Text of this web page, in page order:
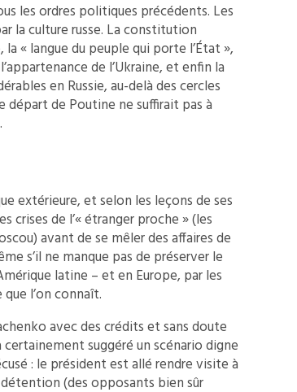
les ordres politiques précédents. Les
la culture russe. La constitution
« langue du peuple qui porte l’État »,
de l’Ukraine, et enfin la
en Russie, au-delà des cercles
de Poutine ne suffirait pas à
extérieure, et selon les leçons de ses
crises de l’« étranger proche » (les
avant de se mêler des affaires de
s’il ne manque pas de préserver le
latine – et en Europe, par les
l’on connaît.
avec des crédits et sans doute
suggéré un scénario digne
: le président est allé rendre visite à
(des opposants bien sûr